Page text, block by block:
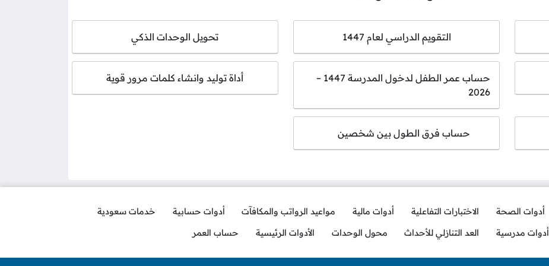
التقويم الدراسي لعام 1447 تحويل الوحدات الذكي
حساب عمر الطفل لدخول المدرسة 1447 –
2026
أداة توليد وانشاء كلمات مرور قوية
حساب فرق الطول بين شخصين
أدوات الصحة الاختبارات التفاعلية أدوات مالية مواعيد الرواتب والمكافآت أدوات حسابية
خدمات سعودية
أدوات مدرسية العد التنازلي للأحداث محول الوحدات الأدوات الرئيسية حساب العمر